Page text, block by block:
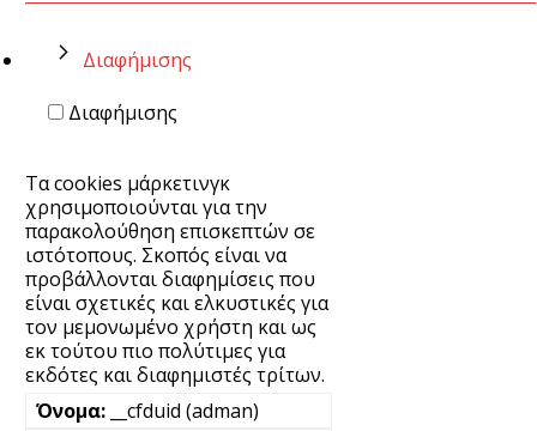
Διαφήμισης
Διαφήμισης
Τα cookies μάρκετινγκ
χρησιμοποιούνται για την
παρακολούθηση επισκεπτών σε
ιστότοπους. Σκοπός είναι να
προβάλλονται διαφημίσεις που
είναι σχετικές και ελκυστικές για
τον μεμονωμένο χρήστη και ως
εκ τούτου πιο πολύτιμες για
εκδότες και διαφημιστές τρίτων.
__cfduid (adman)